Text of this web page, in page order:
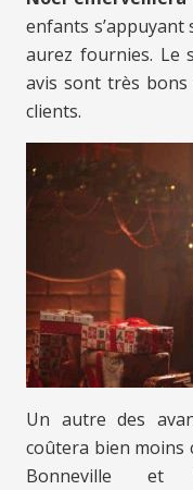
enfants
aurez fournies. Le
avis sont très bons
clients.
Un autre des
coûtera bien moins
Bonneville